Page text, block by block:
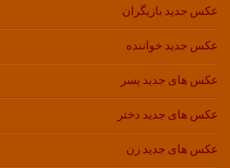
عکس جدید بازیگران
عکس جدید خواننده
عکس های جدید پسر
عکس های جدید دختر
عکس های جدید زن